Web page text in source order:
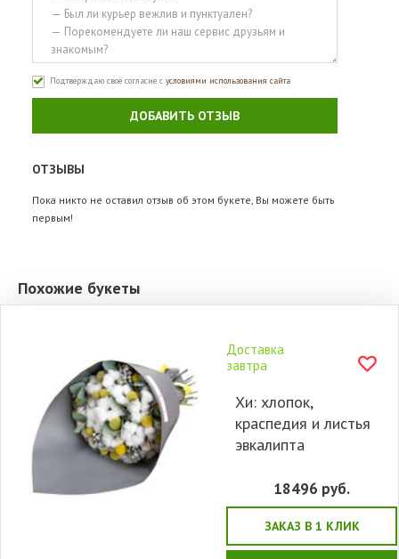
Подтверждаю своё согласие с условиями использования сайта
ДОБАВИТЬ ОТЗЫВ
ОТЗЫВЫ
Пока никто не оставил отзыв об этом букете, Вы можете быть
первым!
Похожие букеты
Доставка
завтра
Хи: хлопок,
краспедия и листья
эвкалипта
18496 руб.
ЗАКАЗ В 1 КЛИК